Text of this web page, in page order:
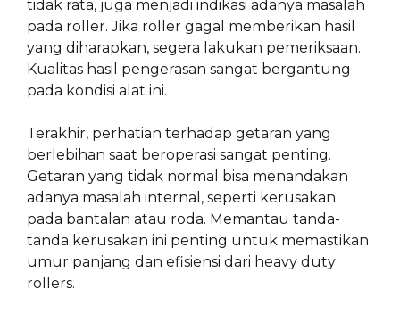
tidak rata, juga menjadi indikasi adanya masalah
pada roller. Jika roller gagal memberikan hasil
yang diharapkan, segera lakukan pemeriksaan.
Kualitas hasil pengerasan sangat bergantung
pada kondisi alat ini.
Terakhir, perhatian terhadap getaran yang
berlebihan saat beroperasi sangat penting.
Getaran yang tidak normal bisa menandakan
adanya masalah internal, seperti kerusakan
pada bantalan atau roda. Memantau tanda-
tanda kerusakan ini penting untuk memastikan
umur panjang dan efisiensi dari heavy duty
rollers.